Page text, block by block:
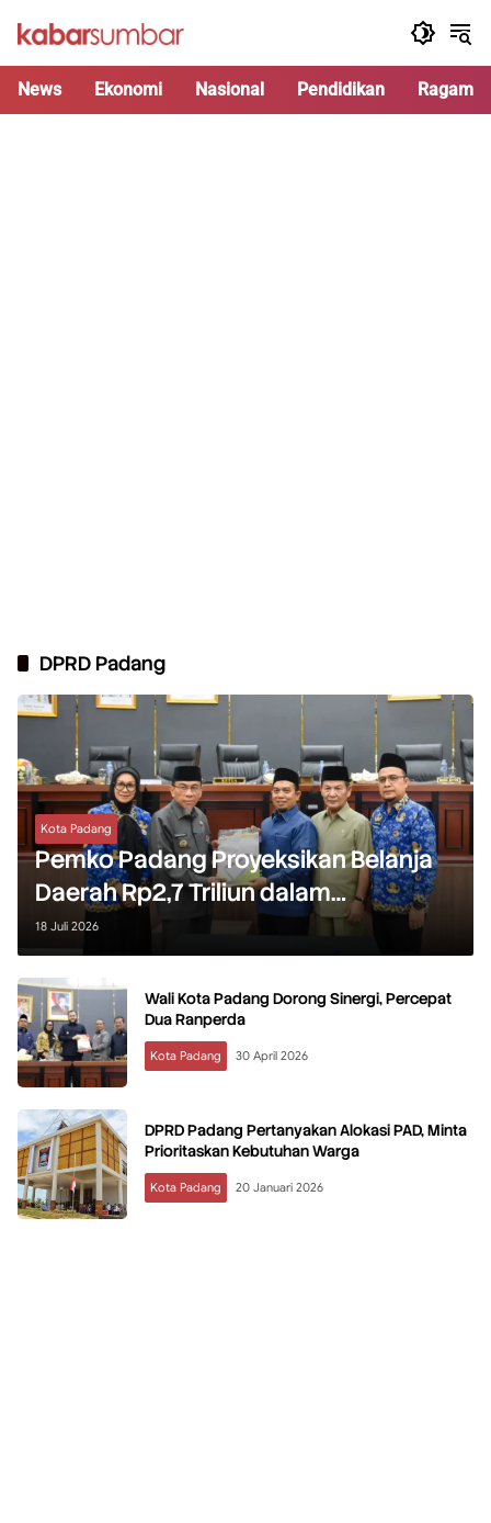
News Ekonomi Nasional Pendidikan Ragam
DPRD Padang
Kota Padang
Pemko Padang Proyeksikan Belanja
Daerah Rp2,7 Triliun dalam
Rancangan APBD 2027
18 Juli 2026
Wali Kota Padang Dorong Sinergi, Percepat
Dua Ranperda
Kota Padang 30 April 2026
DPRD Padang Pertanyakan Alokasi PAD, Minta
Prioritaskan Kebutuhan Warga
Kota Padang 20 Januari 2026